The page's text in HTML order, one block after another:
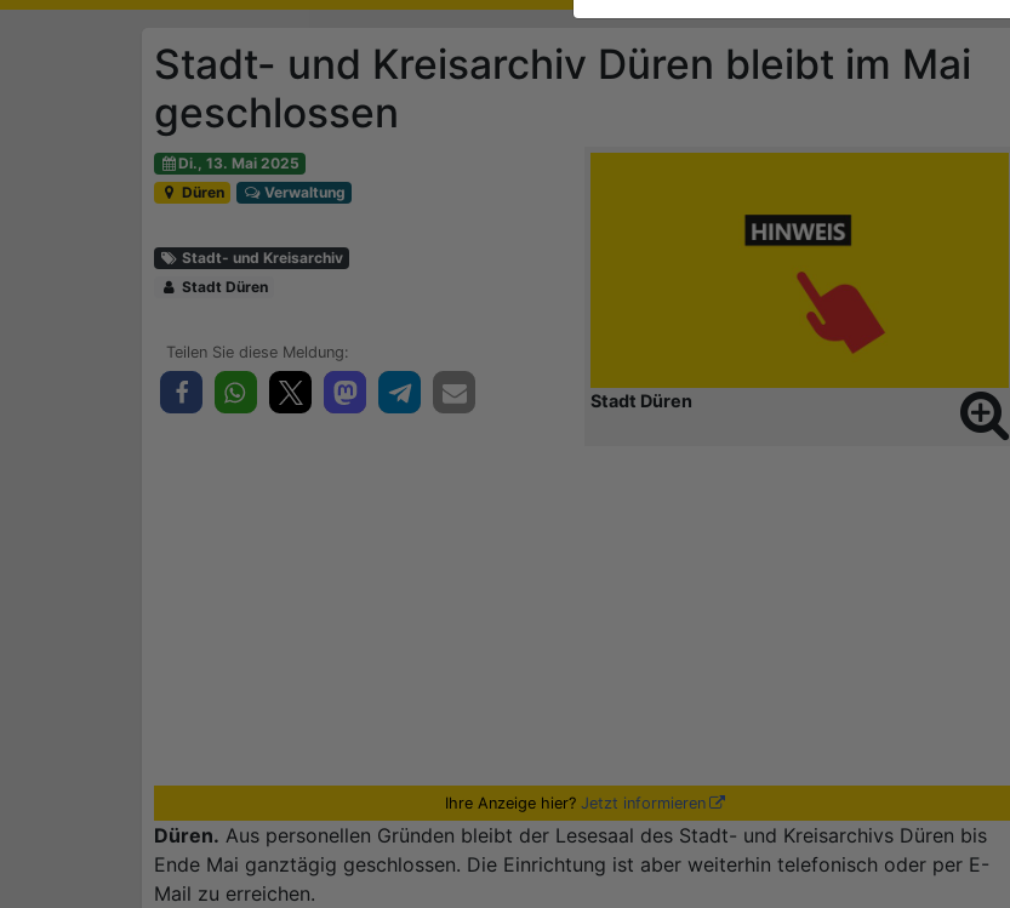
Stadt- und Kreisarchiv Düren bleibt im Mai
geschlossen
Stadt Düren
Di., 13. Mai 2025
Düren
Verwaltung
Stadt- und Kreisarchiv
Stadt Düren
Ihre Anzeige hier? Jetzt informieren
Düren. Aus personellen Gründen bleibt der Lesesaal des Stadt- und Kreisarchivs Düren bis
Ende Mai ganztägig geschlossen. Die Einrichtung ist aber weiterhin telefonisch oder per E-
Mail zu erreichen.